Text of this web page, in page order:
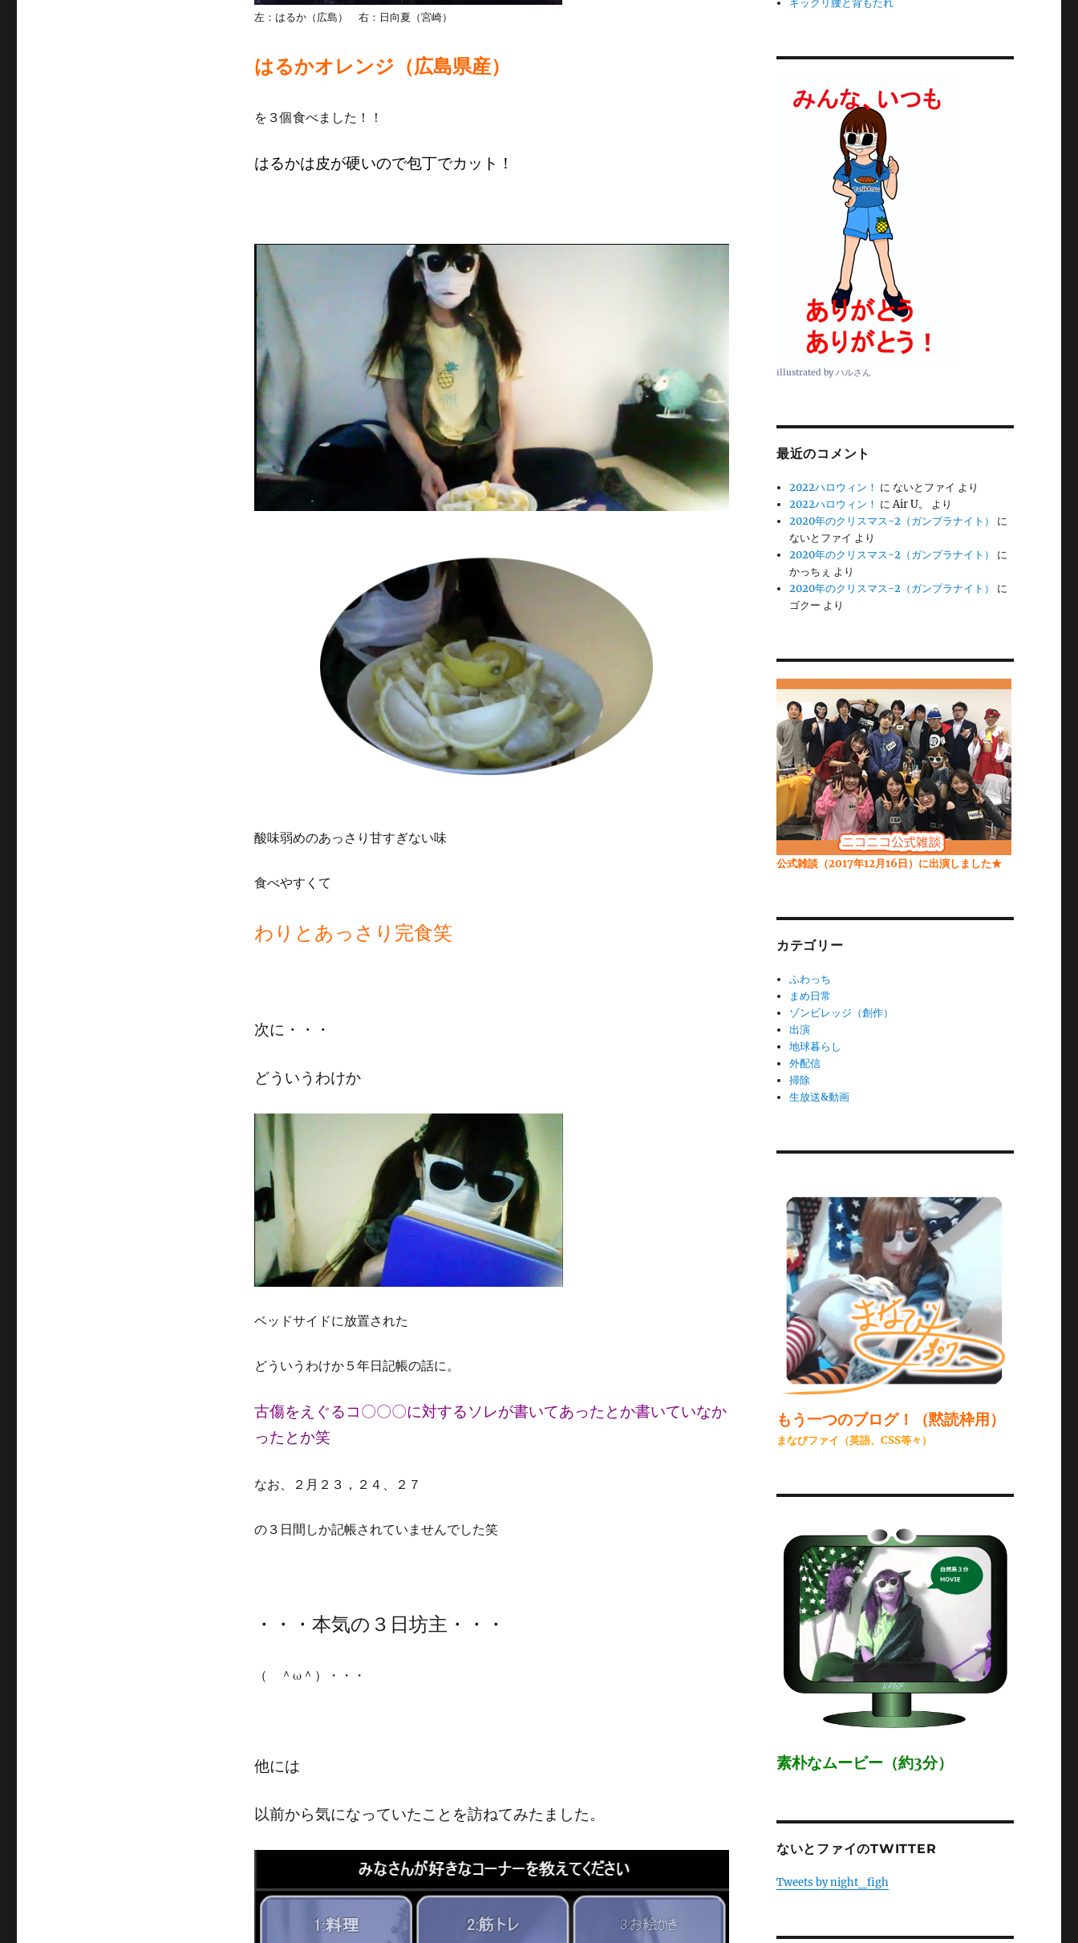
左：はるか（広島） 右：日向夏（宮崎）
はるかオレンジ（広島県産）
を３個食べました！！
はるかは皮が硬いので包丁でカット！
酸味弱めのあっさり甘すぎない味
食べやすくて
わりとあっさり完食笑
次に・・・
どういうわけか
ベッドサイドに放置された
どういうわけか５年日記帳の話に。
古傷をえぐるコ〇〇〇に対するソレが書いてあったとか書いていなか
ったとか笑
なお、２月２３，２４、２７
の３日間しか記帳されていませんでした笑
・・・本気の３日坊主・・・
（ ＾ω＾）・・・
他には
以前から気になっていたことを訪ねてみたました。
ギックリ腰と背もたれ
illustrated by ハルさん
最近のコメント
2022ハロウィン！ に ないとファイ より
2022ハロウィン！ にAir U。
より
2020年のクリスマス-2（ガンプラナイト）
に
ないとファイ より
2020年のクリスマス-2（ガンプラナイト）
に
かっちぇ より
2020年のクリスマス-2（ガンプラナイト）
に
ゴクー より
公式雑談（2017年12月16日）に出演しました★
カテゴリー
ふわっち
まめ日常
ゾンビレッジ（創作）
出演
地球暮らし
外配信
掃除
生放送&動画
もう一つのブログ！（黙読枠用）
まなびファイ（英語、CSS等々）
素朴なムービー（約3分）
ないとファイのTWITTER
Tweets by night_figh